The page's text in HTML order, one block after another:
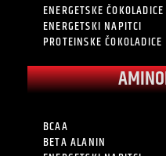
ENERGETSKE ČOKOLADICE
ENERGETSKI NAPITCI
PROTEINSKE ČOKOLADICE
BCAA
BETA ALANIN